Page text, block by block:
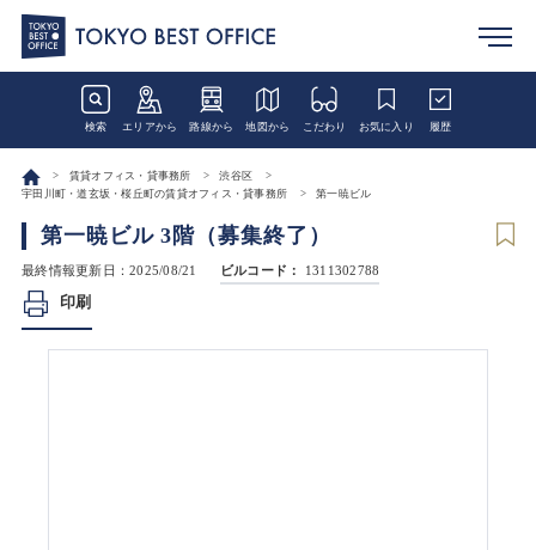
検索 エリアから 路線から 地図から こだわり お気に入り 履歴
賃貸オフィス・貸事務所
渋谷区
宇田川町・道玄坂・桜丘町の賃貸オフィス・貸事務所
第一暁ビル
第一暁ビル 3階（募集終了）
最終情報更新日：2025/08/21 ビルコード： 1311302788
印刷